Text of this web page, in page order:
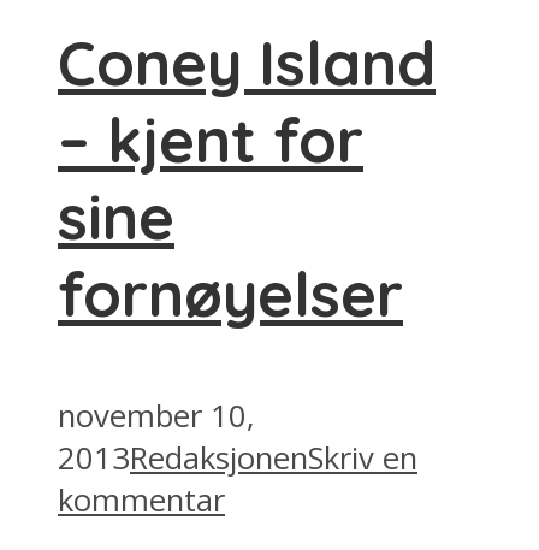
Coney Island
– kjent for
sine
fornøyelser
november 10,
2013RedaksjonenSkriv en
kommentar